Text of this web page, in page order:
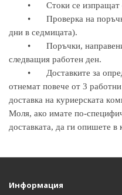
•
Стоки се изпращат
•
Проверка на
дни в седмицата).
•
Поръчки,
следващия работен ден.
•
Доставките за
отнемат повече от 3
доставка на куриерската
Моля, ако имате по-
доставката, да ги опишете
Информация